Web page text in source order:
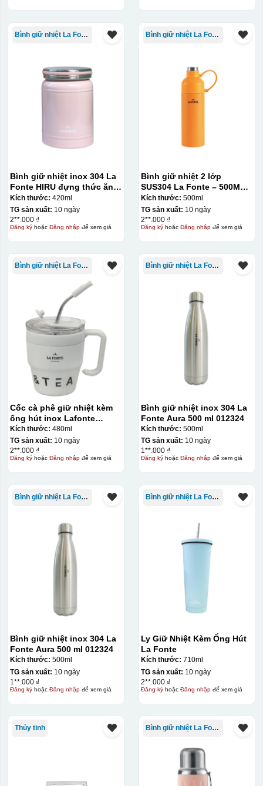
Bình giữ nhiệt La Fonte
Bình giữ nhiệt inox 304 La
Fonte HIRU đựng thức ăn
420 ml – 012348
Kích thước: 420ml
TG sản xuất: 10 ngày
2**.000 ₫
Đăng kýhoặc Đăng nhậpđể xem giá
Bình giữ nhiệt La Fonte
Bình giữ nhiệt 2 lớp
SUS304 La Fonte – 500ML –
012737
Kích thước: 500ml
TG sản xuất: 10 ngày
2**.000 ₫
Đăng kýhoặc Đăng nhậpđể xem giá
Bình giữ nhiệt La Fonte
Cốc cà phê giữ nhiệt kèm
ống hút inox Lafonte
480ML – 012782
Kích thước: 480ml
TG sản xuất: 10 ngày
2**.000 ₫
Đăng kýhoặc Đăng nhậpđể xem giá
Bình giữ nhiệt La Fonte
Bình giữ nhiệt inox 304 La
Fonte Aura 500 ml 012324
Kích thước: 500ml
TG sản xuất: 10 ngày
1**.000 ₫
Đăng kýhoặc Đăng nhậpđể xem giá
Bình giữ nhiệt La Fonte
Bình giữ nhiệt inox 304 La
Fonte Aura 500 ml 012324
Kích thước: 500ml
TG sản xuất: 10 ngày
1**.000 ₫
Đăng kýhoặc Đăng nhậpđể xem giá
Bình giữ nhiệt La Fonte
Ly Giữ Nhiệt Kèm Ống Hút
La Fonte
Kích thước: 710ml
TG sản xuất: 10 ngày
2**.000 ₫
Đăng kýhoặc Đăng nhậpđể xem giá
Thủy tinh Bình giữ nhiệt La Fonte